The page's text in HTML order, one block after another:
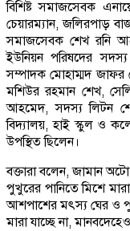
বিশিষ্ট সমাজসেবক
চেয়ারম্যান, জলিরপাড়
সমাজসেবক শেখ রনি
ইউনিয়ন পরিষদের
সম্পাদক মোহাম্মদ জাফর
মশিউর রহমান শেখ,
আহমেদ, সদস্য লিটন
বিদ্যালয়, হাই স্কুল ও
উপস্থিত ছিলেন।
বক্তারা বলেন, জামান
পুখুরের পানিতে মিশে মারা
আশপাশের মৎস্য ঘের ও
মারা যাচ্ছে না,